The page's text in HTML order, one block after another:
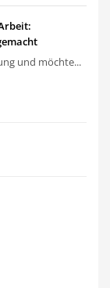
und möchte...